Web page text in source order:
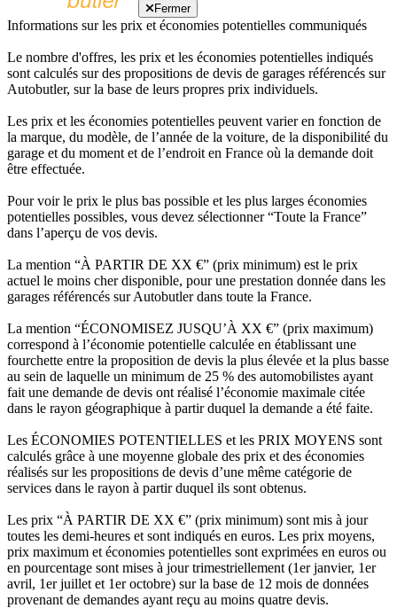
Fermer
Informations sur les prix et économies potentielles communiqués
Le nombre d'offres, les prix et les économies potentielles indiqués
sont calculés sur des propositions de devis de garages référencés sur
Autobutler, sur la base de leurs propres prix individuels.
Les prix et les économies potentielles peuvent varier en fonction de
la marque, du modèle, de l’année de la voiture, de la disponibilité du
garage et du moment et de l’endroit en France où la demande doit
être effectuée.
Pour voir le prix le plus bas possible et les plus larges économies
potentielles possibles, vous devez sélectionner “Toute la France”
dans l’aperçu de vos devis.
La mention “À PARTIR DE XX €” (prix minimum) est le prix
actuel le moins cher disponible, pour une prestation donnée dans les
garages référencés sur Autobutler dans toute la France.
La mention “ÉCONOMISEZ JUSQU’À XX €” (prix maximum)
correspond à l’économie potentielle calculée en établissant une
fourchette entre la proposition de devis la plus élevée et la plus basse
au sein de laquelle un minimum de 25 % des automobilistes ayant
fait une demande de devis ont réalisé l’économie maximale citée
dans le rayon géographique à partir duquel la demande a été faite.
Les ÉCONOMIES POTENTIELLES et les PRIX MOYENS sont
calculés grâce à une moyenne globale des prix et des économies
réalisés sur les propositions de devis d’une même catégorie de
services dans le rayon à partir duquel ils sont obtenus.
Les prix “À PARTIR DE XX €” (prix minimum) sont mis à jour
toutes les demi-heures et sont indiqués en euros. Les prix moyens,
prix maximum et économies potentielles sont exprimées en euros ou
en pourcentage sont mises à jour trimestriellement (1er janvier, 1er
avril, 1er juillet et 1er octobre) sur la base de 12 mois de données
provenant de demandes ayant reçu au moins quatre devis.